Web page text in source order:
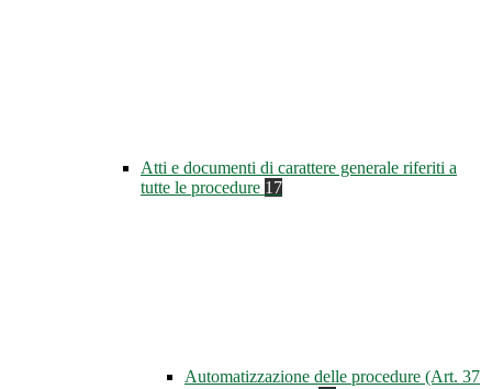
Atti e documenti di carattere generale riferiti a
tutte le procedure 17
Automatizzazione delle procedure (Art. 37